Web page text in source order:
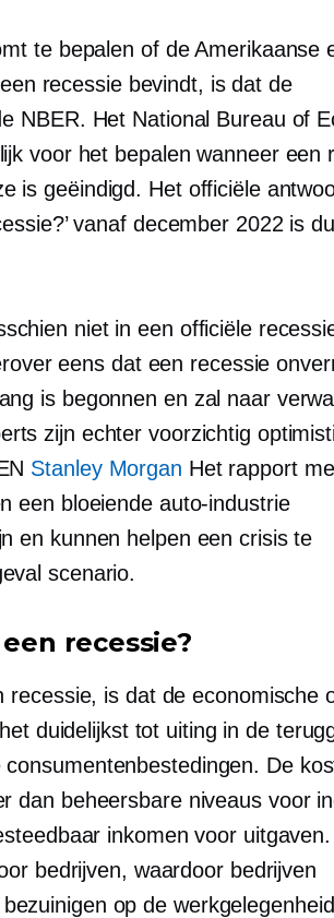
te bepalen of de Amerikaanse
recessie bevindt, is dat de
NBER. Het National Bureau of
voor het bepalen wanneer een
is geëindigd. Het officiële
vanaf december 2022 is
niet in een officiële
eens dat een recessie
is begonnen en zal naar
zijn echter voorzichtig
Stanley Morgan Het rapport
een bloeiende auto-industrie
en kunnen helpen een crisis te
scenario.
recessie?
recessie, is dat de economische
duidelijkst tot uiting in de
De
dan beheersbare niveaus voor
inkomen voor
bedrijven, waardoor bedrijven
op de